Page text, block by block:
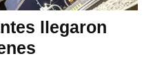
llegaron